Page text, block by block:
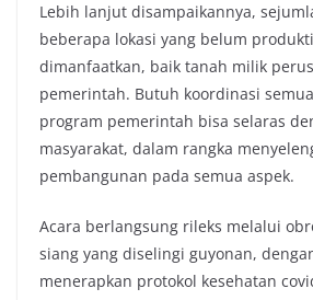
Lebih lanjut disampaikannya,
beberapa lokasi yang belum
dimanfaatkan, baik tanah milik
pemerintah. Butuh koordinasi
program pemerintah bisa selaras
masyarakat, dalam rangka
pembangunan pada semua aspek.
Acara berlangsung rileks melalui
siang yang diselingi guyonan,
menerapkan protokol kesehatan